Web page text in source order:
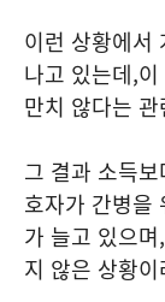
이런 상황에서
나고 있는데,
만치 않다는
그 결과 소득
호자가 간병을
가 늘고 있으며,
지 않은 상황